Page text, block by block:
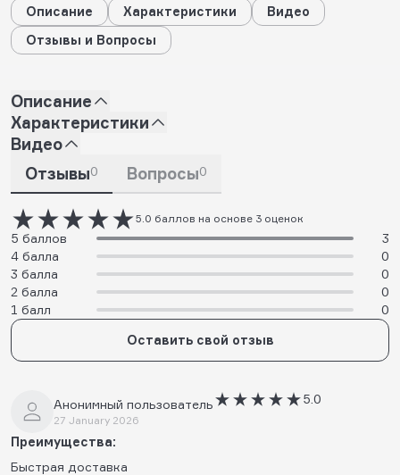
Описание Характеристики
Видео
Отзывы и Вопросы
Описание
Характеристики
Видео
Отзывы0 Вопросы0
5.0 баллов на основе 3 оценок
5 баллов
3
4 балла
0
3 балла
0
2 балла
0
1 балл
0
Оставить свой отзыв
Анонимный пользователь
27 January 2026
5.0
Преимущества:
Быстрая доставка